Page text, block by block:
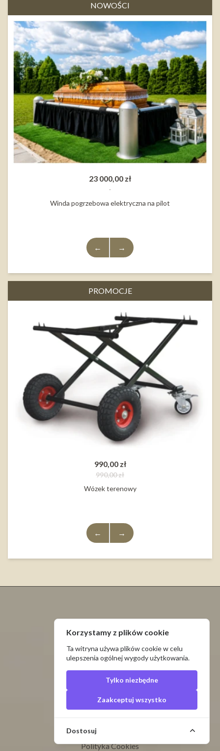
NOWOŚCI
23 000,00 zł
Winda pogrzebowa elektryczna na pilot
← →
PROMOCJE
990,00 zł
990,00 zł
Wózek terenowy
← →
PRIMA-TECH S.C.
ul. Górna 2A Sta. 2
VAT ID: PL9491922250
LINKI
Regulamin
Polityka Cookies
Korzystamy z plików cookie
Ta witryna używa plików cookie w celu
ulepszenia ogólnej wygody użytkowania.
Tylko niezbędne
Zaakceptuj wszystko
Dostosuj